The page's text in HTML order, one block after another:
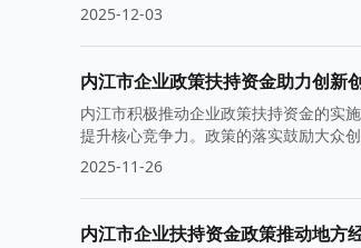
2025-12-03
内江市企业政策扶持资金助力创新
内江市积极推动企业政策扶持资金的实
提升核心竞争力。政策的落实鼓励大众
2025-11-26
内江市企业扶持资金政策推动地方